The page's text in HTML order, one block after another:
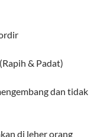
& Padat)
dan tidak
di leher orang